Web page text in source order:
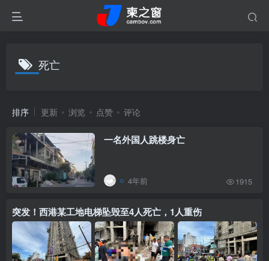
死亡
排序 更新 浏览 点赞 评论
一名外国人跳楼身亡
4年前 1915
突发！西港某工地电梯坠毁至4人死亡，1人重伤